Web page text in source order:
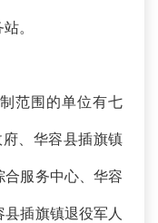
。
范围的单位有七
、华容县插旗镇
合服务中心、华容
插旗镇退役军人